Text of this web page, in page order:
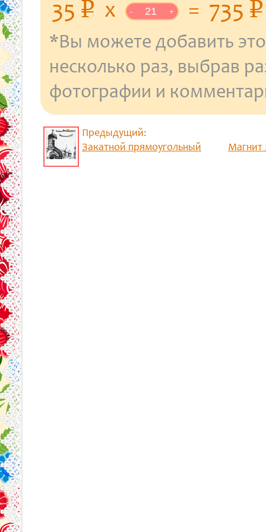
35 p уб.
x - + = 735 p
*Вы можете добавить
несколько раз, выбрав
фотографии и
Предыдущий:
Закатной прямоугольный
Магнит